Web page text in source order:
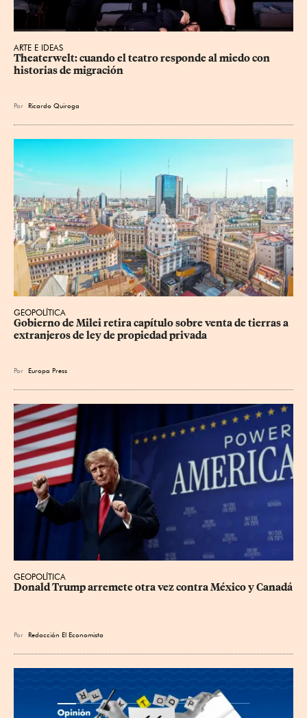
ARTE E IDEAS
Theaterwelt: cuando el teatro responde al miedo con
historias de migración
Por Ricardo Quiroga
GEOPOLÍTICA
Gobierno de Milei retira capítulo sobre venta de tierras a
extranjeros de ley de propiedad privada
Por Europa Press
GEOPOLÍTICA
Donald Trump arremete otra vez contra México y Canadá
Por Redacción El Economista